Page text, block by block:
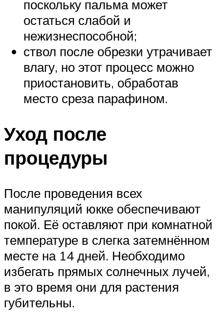
поскольку пальма может
остаться слабой и
нежизнеспособной;
ствол после обрезки утрачивает
влагу, но этот процесс можно
приостановить, обработав
место среза парафином.
Уход после
процедуры
После проведения всех
манипуляций юкке обеспечивают
покой. Её оставляют при комнатной
температуре в слегка затемнённом
месте на 14 дней. Необходимо
избегать прямых солнечных лучей,
в это время они для растения
губительны.